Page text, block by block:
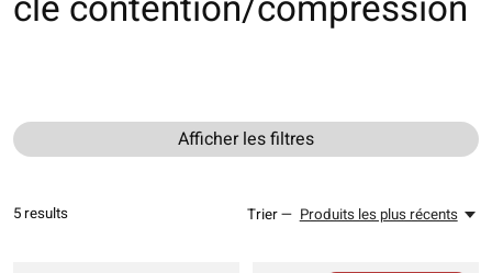
Afficher les filtres
5 results Trier — Produits les plus récents